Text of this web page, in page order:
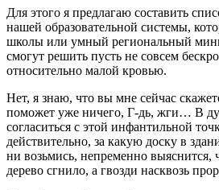
Для этого я предлагаю составить
нашей образовательной системы,
школы или умный региональный
смогут решить пусть не совсем
относительно малой кровью.
Нет, я знаю, что вы мне сейчас
поможет уже ничего, Г-дь, жги… В
согласиться с этой инфантильной
действительно, за какую доску в
ни возьмись, непременно выяснится,
дерево сгнило, а гвозди насквозь